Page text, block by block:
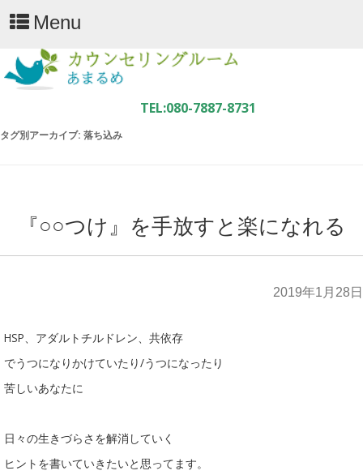
Menu
タグ別アーカイブ: 落ち込み
『○○つけ』を手放すと楽になれる
2019年1月28日
HSP、アダルトチルドレン、共依存
でうつになりかけていたり/うつになったり
苦しいあなたに
日々の生きづらさを解消していく
ヒントを書いていきたいと思ってます。